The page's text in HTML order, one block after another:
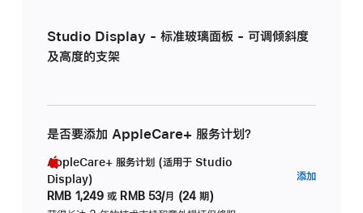
Studio Display - 标准玻璃面板 - 可调倾斜度
及高度的支架
是否要添加 AppleCare+ 服务计划？
AppleCare+ 服务计划 (适用于 Studio
Display)
RMB 1,249 或 RMB 53/月 (24 期)
添加